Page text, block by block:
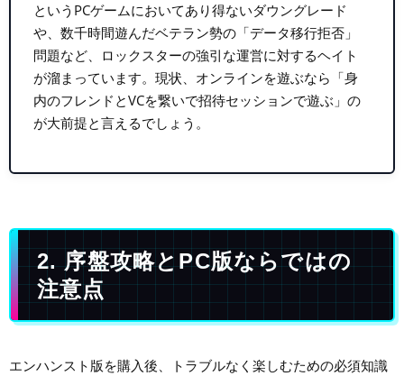
というPCゲームにおいてあり得ないダウングレード
や、数千時間遊んだベテラン勢の「データ移行拒否」
問題など、ロックスターの強引な運営に対するヘイト
が溜まっています。現状、オンラインを遊ぶなら「身
内のフレンドとVCを繋いで招待セッションで遊ぶ」の
が大前提と言えるでしょう。
2. 序盤攻略とPC版ならではの
注意点
エンハンスト版を購入後、トラブルなく楽しむための必須知識